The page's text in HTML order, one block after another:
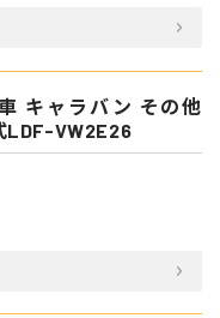
キャラバン その他
LDF-VW2E26